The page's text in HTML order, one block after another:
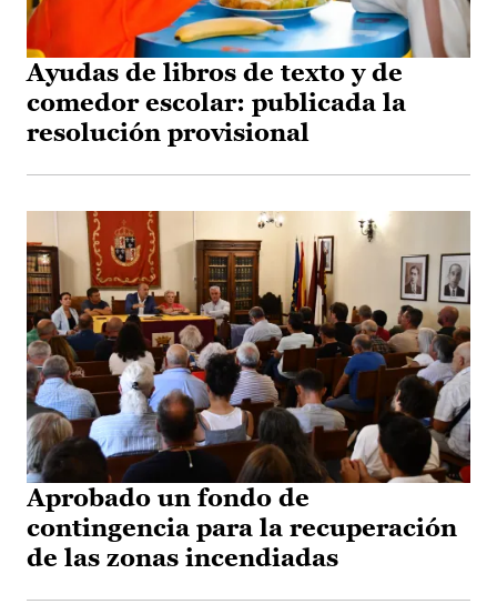
Ayudas de libros de texto y de
comedor escolar: publicada la
resolución provisional
Aprobado un fondo de
contingencia para la recuperación
de las zonas incendiadas